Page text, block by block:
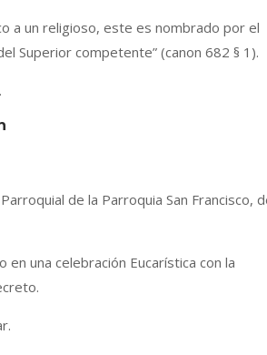
a un religioso, este es nombrado por el
Superior competente” (canon 682 § 1).
de la Parroquia San Francisco,
una celebración Eucarística con la